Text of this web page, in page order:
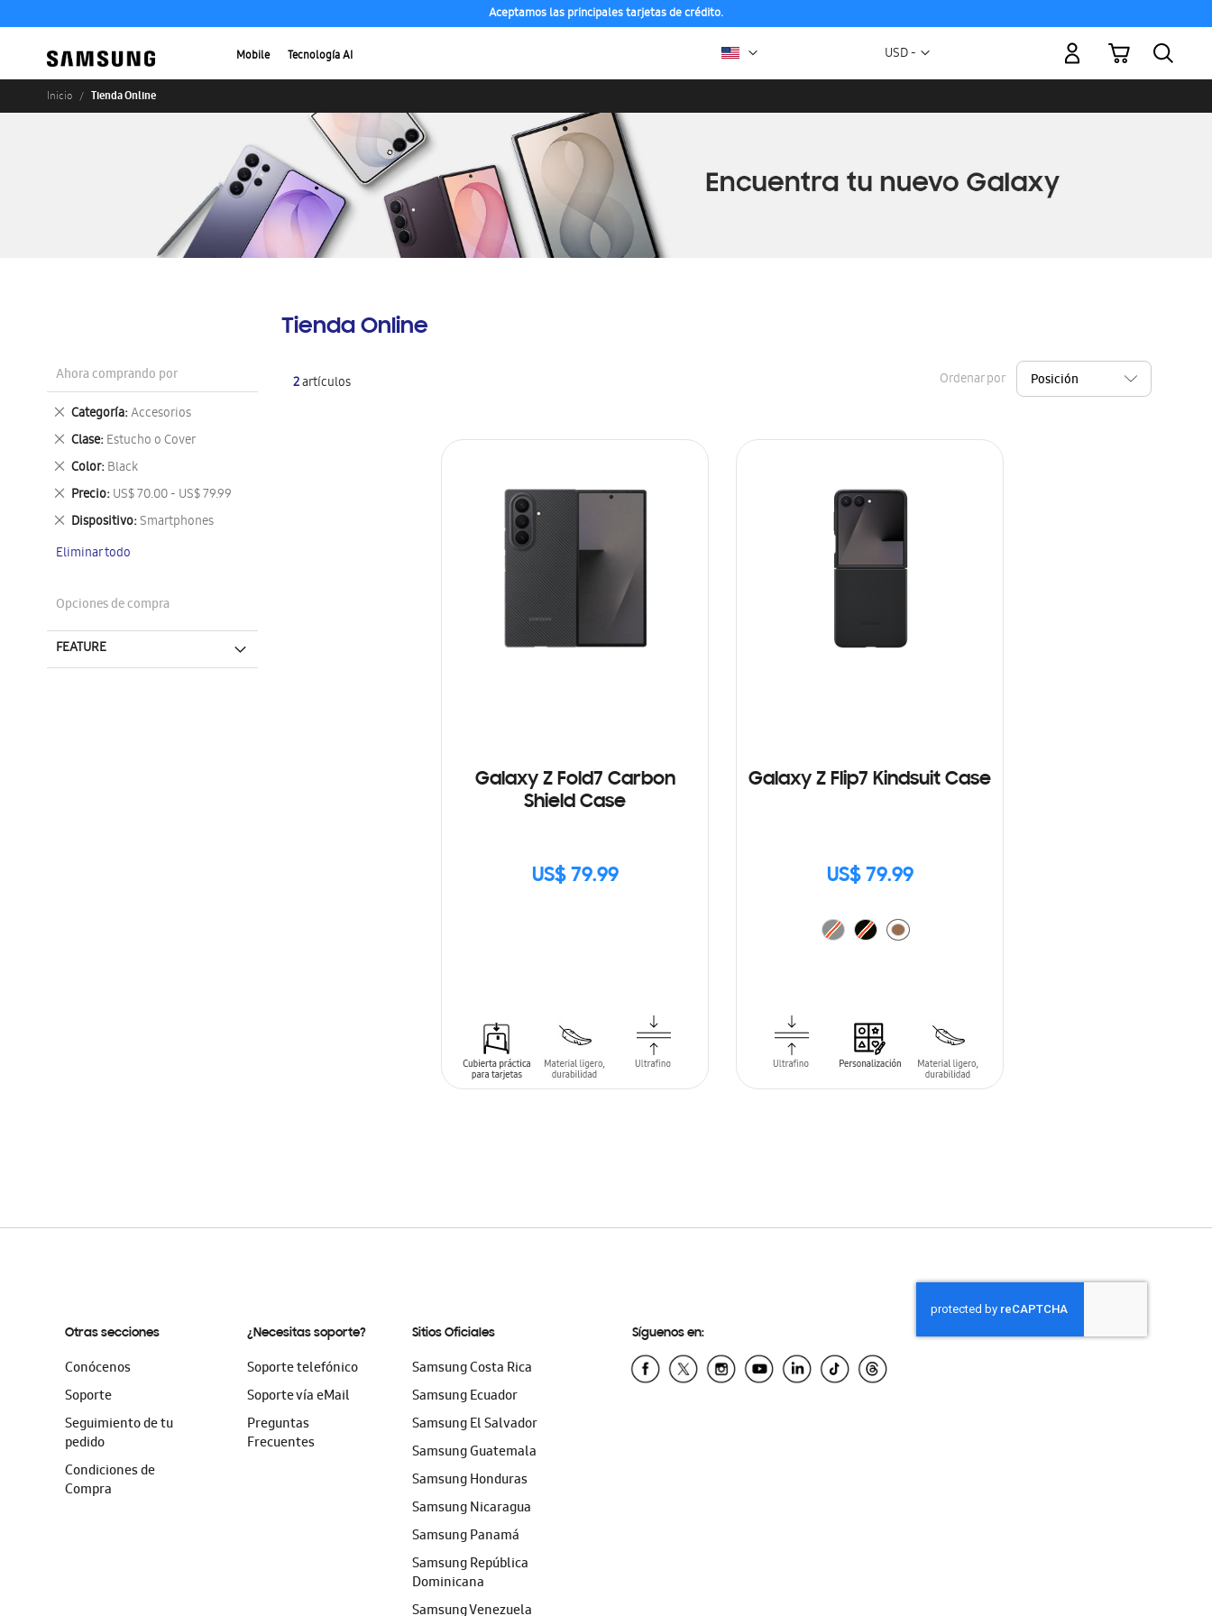
Aceptamos las principales tarjetas de crédito.
Mobile Tecnología AI Moneda
USD -
Mi carrito
Inicio Tienda Online
Tienda Online
2artículos Ordenar por
Galaxy Z Fold7 Carbon
Shield Case
US$ 79.99
SIN
Galaxy Z Flip7 Kindsuit Case
US$ 79.99
Ahora comprando por
Categoría Accesorios
Eliminar
este
artículo
Clase Estucho o Cover
Eliminar
este
artículo
Color Black
Eliminar
este
artículo
Precio US$ 70.00 - US$ 79.99
Eliminar
este
artículo
Dispositivo Smartphones
Eliminar
artículo
Eliminar todo
Opciones de compra
FEATURE
Otras secciones
Conócenos
Soporte
Seguimiento de tu
pedido
Condiciones de
Compra
¿Necesitas soporte?
Soporte telefónico
Soporte vía eMail
Preguntas
Frecuentes
Sitios Oficiales
Samsung Costa Rica
Samsung Ecuador
Samsung El Salvador
Samsung Guatemala
Samsung Honduras
Samsung Nicaragua
Samsung Panamá
Samsung República
Dominicana
Samsung Venezuela
Síguenos en: